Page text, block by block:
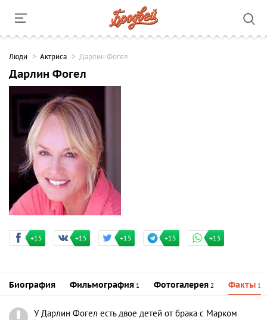
Люди Актриса Дарлин Фогел
Дарлин Фогел
+15 +15 +15 +15 +15
Биография Фильмография 1 Фотогалерея 2 Факты 1
У Дарлин Фогел есть двое детей от брака с Марком